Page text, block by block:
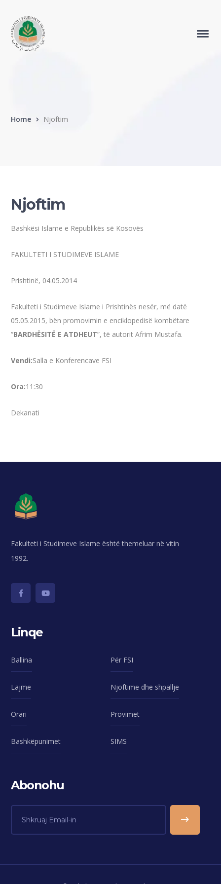
Home Njoftim
Njoftim
Bashkësi Islame e Republikës së Kosovës
FAKULTETI I STUDIMEVE ISLAME
Prishtinë, 04.05.2014
Fakulteti i Studimeve Islame i Prishtinës nesër, më datë
05.05.2015, bën promovimin e enciklopedisë kombëtare
“BARDHËSITË E ATDHEUT”, të autorit Afrim Mustafa.
Vendi:Salla e Konferencave FSI
Ora:11:30
Dekanati
Fakulteti i Studimeve Islame është themeluar në vitin
1992.
Linqe
Ballina Për FSI
Lajme Njoftime dhe shpallje
Orari Provimet
Bashkëpunimet SIMS
Abonohu